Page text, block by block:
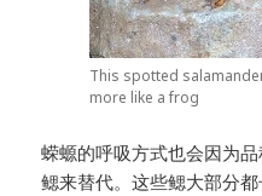
This spotted
more like a frog
蝾螈的呼吸方式也会因为
鳃来替代。这些鳃大部分